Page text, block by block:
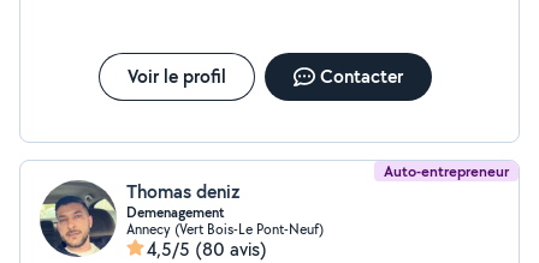
Voir le profil Contacter
Auto-entrepreneur
Thomas deniz
Demenagement
Annecy (Vert Bois-Le Pont-Neuf)
4,5/5 (80 avis)